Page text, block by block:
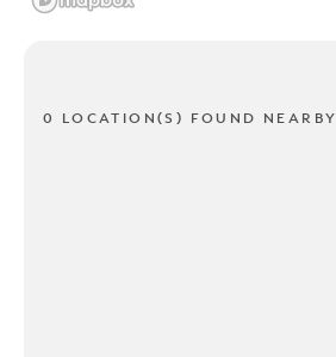
0 LOCATION(S) FOUND NEARBY